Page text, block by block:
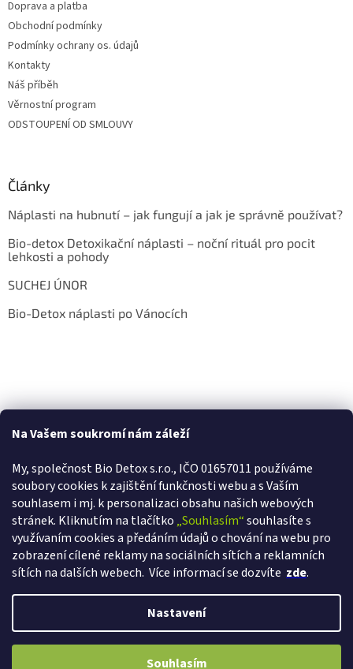
Na Vašem soukromí nám záleží
My, společnost Bio Detox s.r.o., IČO 01657011 používáme
soubory cookies k zajištění funkčnosti webu a s Vaším
souhlasem i mj. k personalizaci obsahu našich webových
stránek. Kliknutím na tlačítko „Souhlasím“souhlasíte s
využívaním cookies a předáním údajů o chování na webu pro
zobrazení cílené reklamy na sociálních sítích a reklamních
sítích na dalších webech. Více informací se dozvíte zde.
Nastavení
Souhlasím
VÁŽÍME SI VAŠÍ VĚRNOSTI! Ihned při registraci získáváte slevu 2% a s
Doprava a platba
Obchodní podmínky
Podmínky ochrany os. údajů
Kontakty
Náš příběh
Věrnostní program
ODSTOUPENÍ OD SMLOUVY
Články
Náplasti na hubnutí – jak fungují a jak je správně používat?
Bio-detox Detoxikační náplasti – noční rituál pro pocit
lehkosti a pohody
SUCHEJ ÚNOR
Bio-Detox náplasti po Vánocích
Copyright 2026Bio-detox.cz. Všechna práva vyhrazena.Upravit
nastavení cookies